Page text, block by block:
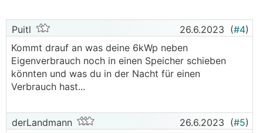
Puitl 26.6.2023 (#4)
Kommt drauf an was deine 6kWp neben
Eigenverbrauch noch in einen Speicher schieben
könnten und was du in der Nacht für einen
Verbrauch hast...
derLandmann 26.6.2023 (#5)